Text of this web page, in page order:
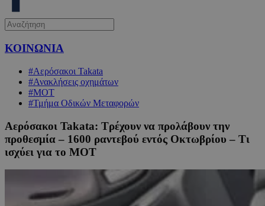
ΚΟΙΝΩΝΙΑ
#Αερόσακοι Takata
#Ανακλήσεις οχημάτων
#ΜΟΤ
#Τμήμα Οδικών Μεταφορών
Αερόσακοι Takata: Τρέχουν να προλάβουν την
προθεσμία – 1600 ραντεβού εντός Οκτωβρίου – Τι
ισχύει για το ΜΟΤ